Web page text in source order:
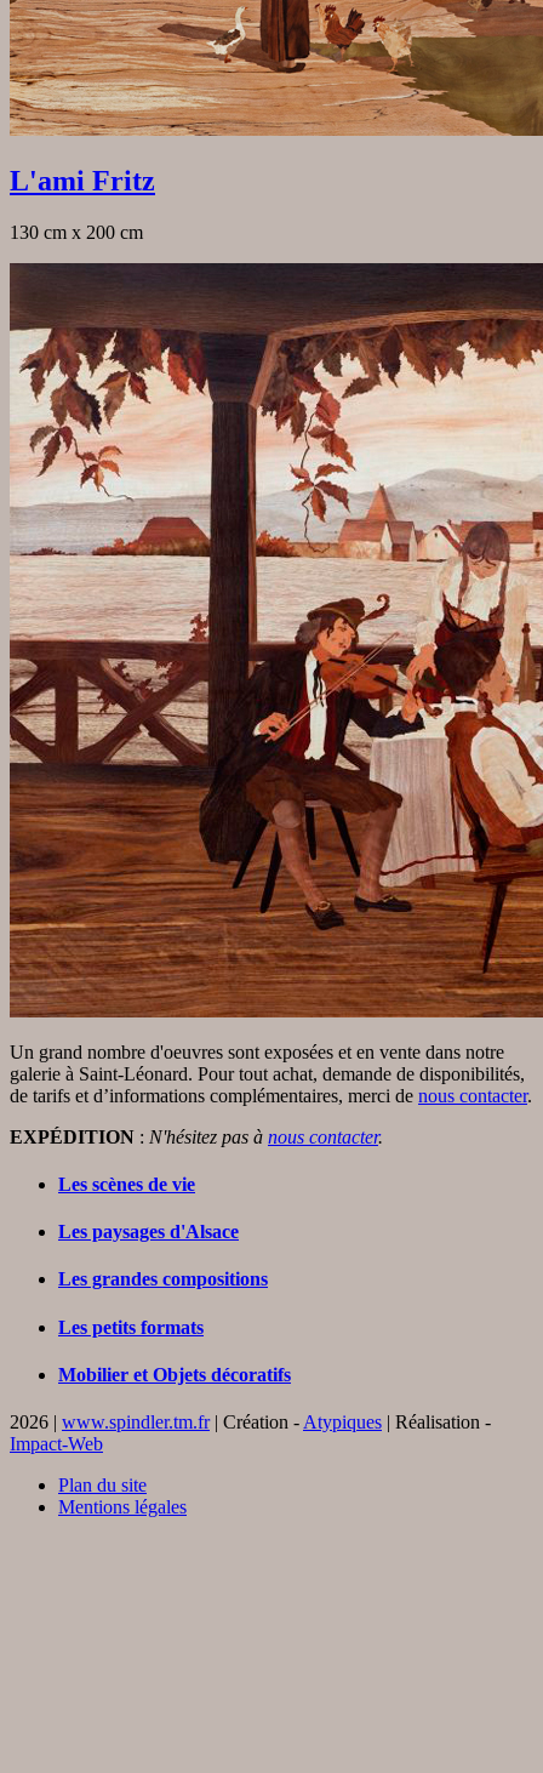
L'ami Fritz
130 cm x 200 cm
Un grand nombre d'oeuvres sont exposées et en vente dans notre
galerie à Saint-Léonard. Pour tout achat, demande de disponibilités,
de tarifs et d’informations complémentaires, merci de nous contacter.
EXPÉDITION : N'hésitez pas à nous contacter.
Les scènes de vie
Les paysages d'Alsace
Les grandes compositions
Les petits formats
Mobilier et Objets décoratifs
2026 | www.spindler.tm.fr| Création - Atypiques | Réalisation -
Impact-Web
Plan du site
Mentions légales